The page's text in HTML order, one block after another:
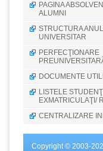
PAGINA
ALUMNI
STRUCTURA
UNIVERSITAR
PERFECŢIONARE
DOCUMENTE
LISTELE
EXMATRICULAŢI/
CENTRALIZARE
Copyright © 2003-